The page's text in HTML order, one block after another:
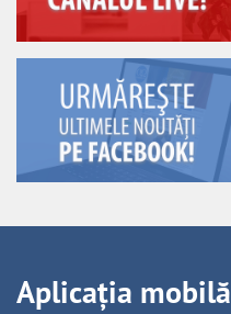
Aplicația mobilă